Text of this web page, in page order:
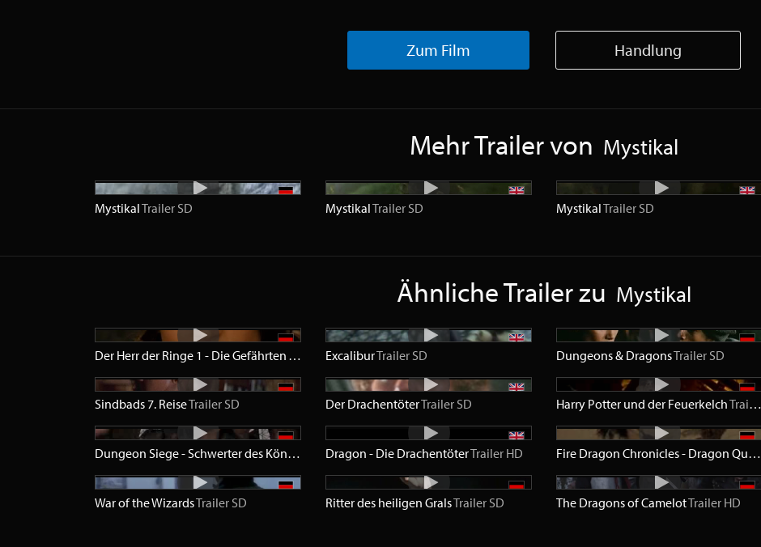
Zum Film Handlung
Mehr Trailer von Mystikal
MystikalTrailer SD MystikalTrailer SD MystikalTrailer SD
Ähnliche Trailer zu Mystikal
Der Herr der Ringe 1 - Die Gefährten
Trailer SD
ExcaliburTrailer SD Dungeons & DragonsTrailer SD
Sindbads 7. ReiseTrailer SD Der DrachentöterTrailer SD Harry Potter und der FeuerkelchTrailer
Dungeon Siege - Schwerter des Königs TrailerSD
Dragon - Die DrachentöterTrailer HD Fire Dragon Chronicles - Dragon Quest
War of the WizardsTrailer SD Ritter des heiligen GralsTrailer SD The Dragons of CamelotTrailer HD